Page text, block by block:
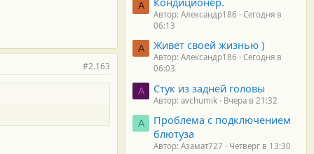
#2.163
А
Автор: Александр186
Сегодня в
06:13
А Живет своей жизнью )
Автор: Александр186
Сегодня в
06:03
A Стук из задней головы
Автор: avchumik Вчера в 21:32
А
Проблема с подключением
блютуза
Автор: Азамат727 Четверг в 13:30